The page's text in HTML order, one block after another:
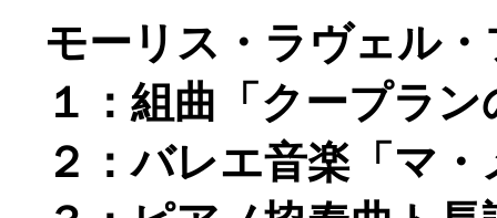
モーリス・ラヴェル
１：組曲「クープラン
２：バレエ音楽「マ